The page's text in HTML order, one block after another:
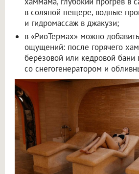
в соляной пещере, водные
и гидромассаж в джакузи;
в «РиоТермах» можно
ощущений: после горячего
берёзовой или кедровой бани
со снегогенератором и